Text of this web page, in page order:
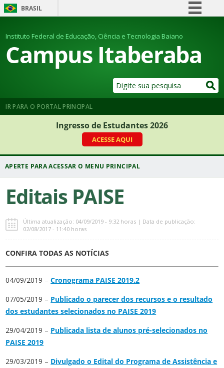
BRASIL
Comunica BR
Participe
Legislação
Instituto Federal de Educação, Ciência e Tecnologia Baiano
Campus Itaberaba
IR PARA O PORTAL PRINCIPAL
Ingresso de Estudantes 2026
ACESSE AQUI
Editais PAISE
Última atualização: 04/09/2019 - 9:32 horas | Data de publicação:
02/08/2017 - 11:40 horas
CONFIRA TODAS AS NOTÍCIAS
04/09/2019 –Cronograma PAISE 2019.2
07/05/2019 – Publicado o parecer dos recursos e o resultado
dos estudantes selecionados no PAISE 2019
29/04/2019 – Publicada lista de alunos pré-selecionados no
PAISE 2019
29/03/2019 – Divulgado o Edital do Programa de Assistência e